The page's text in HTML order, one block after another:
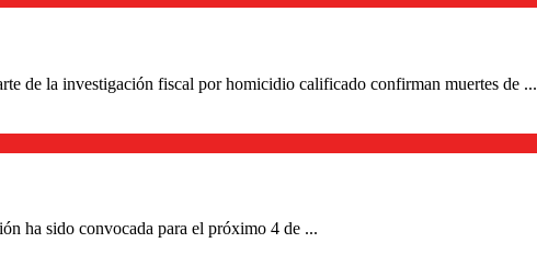
de la investigación fiscal por homicidio calificado confirman muertes de ...
ha sido convocada para el próximo 4 de ...